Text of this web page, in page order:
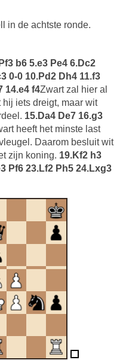
in de achtste ronde.
b6 5.e3 Pe4 6.Dc2
0-0 10.Pd2 Dh4 11.f3
14.e4 f4Zwart zal hier al
iets dreigt, maar wit
15.Da4 De7 16.g3
heeft het minste last
Daarom besluit wit
zijn koning. 19.Kf2 h3
Pf6 23.Lf2 Ph5 24.Lxg3